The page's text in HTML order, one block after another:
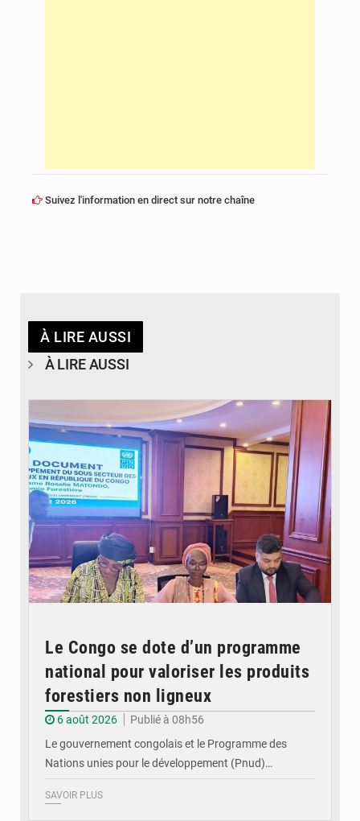
Suivez l'information en direct sur notre chaîne
À LIRE AUSSI
À LIRE AUSSI
Le Congo se dote d’un programme
national pour valoriser les produits
forestiers non ligneux
6 août 2026
Publié à 08h56
Le gouvernement congolais et le Programme des
Nations unies pour le développement (Pnud)…
SAVOIR PLUS